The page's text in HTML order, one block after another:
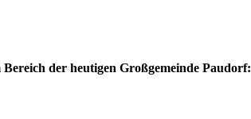
der heutigen Großgemeinde Paudorf: